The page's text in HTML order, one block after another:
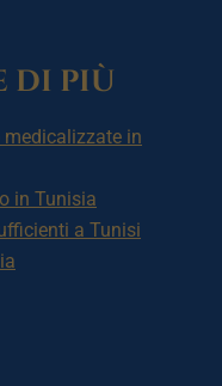
di più
in
in Tunisia
a Tunisi